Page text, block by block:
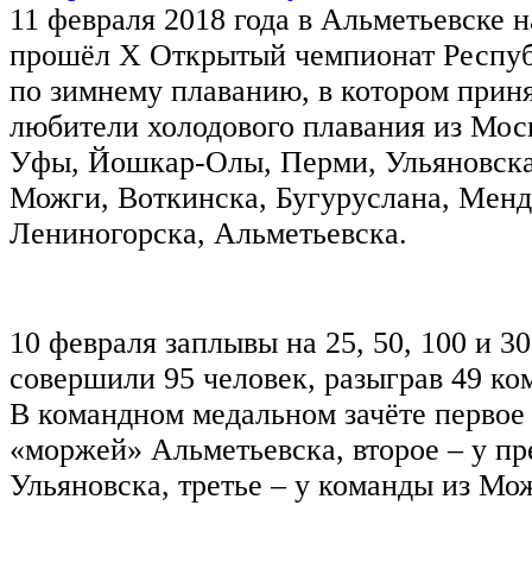
11 февраля 2018 года в Альметьевске
прошёл X Открытый чемпионат
по зимнему плаванию, в котором
любители холодового плавания из
Уфы, Йошкар-Олы, Перми,
Можги, Воткинска, Бугуруслана,
Лениногорска, Альметьевска.
10 февраля заплывы на 25, 50, 100 и
совершили 95 человек, разыграв 49
В командном медальном зачёте
«моржей» Альметьевска, второе – у
Ульяновска, третье – у команды из